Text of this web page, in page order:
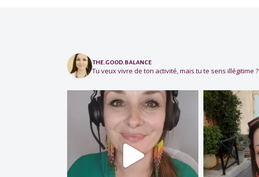
the.good.balance
Tu veux vivre de ton activité, mais tu te sens illégitime ?